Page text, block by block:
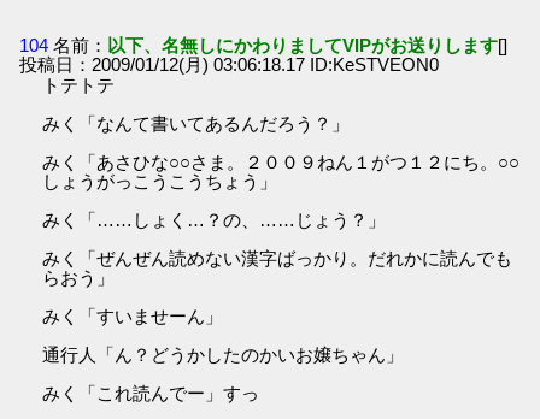
104 名前： 以下、名無しにかわりましてVIPがお送りします[]
投稿日：2009/01/12(月) 03:06:18.17 ID:KeSTVEON0
トテトテ
みく「なんて書いてあるんだろう？」
みく「あさひな○○さま。２００９ねん１がつ１２にち。○○
しょうがっこうこうちょう」
みく「……しょく…？の、……じょう？」
みく「ぜんぜん読めない漢字ばっかり。だれかに読んでも
らおう」
みく「すいませーん」
通行人「ん？どうかしたのかいお嬢ちゃん」
みく「これ読んでー」すっ